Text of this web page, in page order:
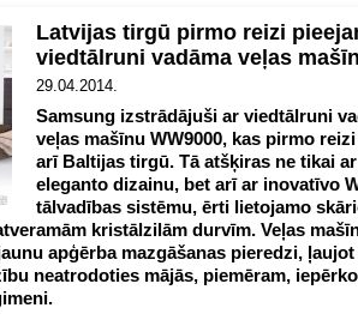
Latvijas tirgū pirmo reizi
viedtālruni vadāma veļas
29.04.2014.
Samsung izstrādājuši ar viedtālruni
veļas mašīnu WW9000, kas pirmo
arī Baltijas tirgū. Tā atšķiras ne tikai
eleganto dizainu, bet arī ar inovatīvo
tālvadības sistēmu, ērti lietojamo
kristālzilām durvīm. Veļas
apģērba mazgāšanas pieredzi,
neatrodoties mājās, piemēram,